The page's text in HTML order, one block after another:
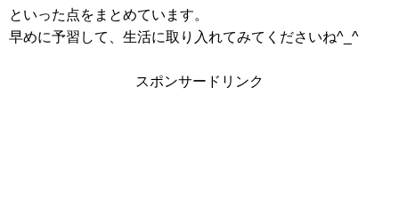
といった点をまとめています。
早めに予習して、生活に取り入れてみてくださいね^_^
スポンサードリンク